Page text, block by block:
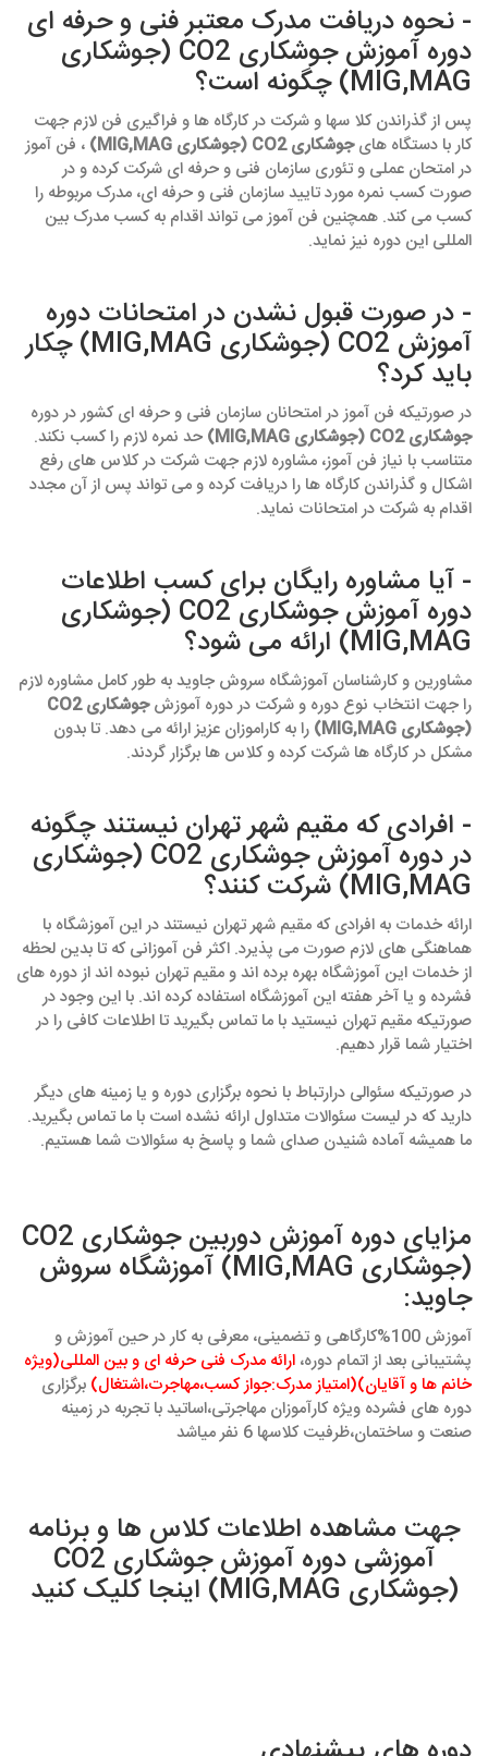
- نحوه دریافت مدرک معتبر فنی و حرفه ای
دوره آموزش جوشکاری CO2 (جوشکاری
MIG,MAG) چگونه است؟
پس از گذراندن کلا سها و شرکت در کارگاه ها و فراگیری فن لازم جهت
کار با دستگاه هایجوشکاری CO2 (جوشکاری MIG,MAG)
، فن آموز
در امتحان عملی و تئوری سازمان فنی و حرفه ای شرکت کرده و در
صورت کسب نمره مورد تایید سازمان فنی و حرفه ای، مدرک مربوطه را
کسب می کند. همچنین فن آموز می تواند اقدام به کسب مدرک بین
المللی این دوره نیز نماید.
- در صورت قبول نشدن در امتحانات دوره
آموزش CO2 (جوشکاری MIG,MAG) چکار
باید کرد؟
در صورتیکه فن آموز در امتحانان سازمان فنی و حرفه ای کشور در دوره
جوشکاری CO2 (جوشکاری MIG,MAG)
حد نمره لازم را کسب نکند.
متناسب با نیاز فن آموز، مشاوره لازم جهت شرکت در کلاس های رفع
اشکال و گذراندن کارگاه ها را دریافت کرده و می تواند پس از آن مجدد
اقدام به شرکت در امتحانات نماید.
- آیا مشاوره رایگان برای کسب اطلاعات
دوره آموزش جوشکاری CO2 (جوشکاری
MIG,MAG) ارائه می شود؟
مشاورین و کارشناسان آموزشگاه سروش جاوید به طور کامل مشاوره لازم
را جهت انتخاب نوع دوره و شرکت در دوره آموزش
جوشکاری CO2
(جوشکاری MIG,MAG)
را به کاراموزان عزیز ارائه می دهد. تا بدون
مشکل در کارگاه ها شرکت کرده و کلاس ها برگزار گردند.
- افرادی که مقیم شهر تهران نیستند چگونه
در دوره آموزش جوشکاری CO2 (جوشکاری
MIG,MAG) شرکت کنند؟
ارائه خدمات به افرادی که مقیم شهر تهران نیستند در این آموزشگاه با
هماهنگی های لازم صورت می پذیرد. اکثر فن آموزانی که تا بدین لحظه
از خدمات این آموزشگاه بهره برده اند و مقیم تهران نبوده اند از دوره های
فشرده و یا آخر هفته این آموزشگاه استفاده کرده اند. با این وجود در
صورتیکه مقیم تهران نیستید با ما تماس بگیرید تا اطلاعات کافی را در
اختیار شما قرار دهیم.
در صورتیکه سئوالی درارتباط با نحوه برگزاری دوره و یا زمینه های دیگر
دارید که در لیست سئوالات متداول ارائه نشده است با ما تماس بگیرید.
ما همیشه آماده شنیدن صدای شما و پاسخ به سئوالات شما هستیم.
مزایای دوره آموزش دوربین جوشکاری CO2
(جوشکاری MIG,MAG) آموزشگاه سروش
جاوید:
آموزش 100%کارگاهی و تضمینی، معرفی به کار در حین آموزش و
پشتیبانی بعد از اتمام دوره، ارائه مدرک فنی حرفه ای و بین المللی(ویژه
خانم ها و آقایان)(امتیاز مدرک:جواز کسب،مهاجرت،اشتغال) برگزاری
دوره های فشرده ویژه کارآموزان مهاجرتی،اساتید با تجربه در زمینه
صنعت و ساختمان،ظرفیت کلاسها 6 نفر میاشد
جهت مشاهده اطلاعات کلاس ها و برنامه
آموزشی دوره آموزش جوشکاری CO2
(جوشکاری MIG,MAG) اینجا کلیک کنید